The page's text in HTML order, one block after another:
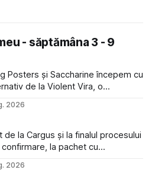
- săptămâna 3 - 9
Posters și Saccharine începem cu
de la Violent Vira, o
pe care îl ascultam cu plăcere
să văd
2026
la Cargus și la finalul procesului
la pachet cu
bune, de data asta am dat
5
2026